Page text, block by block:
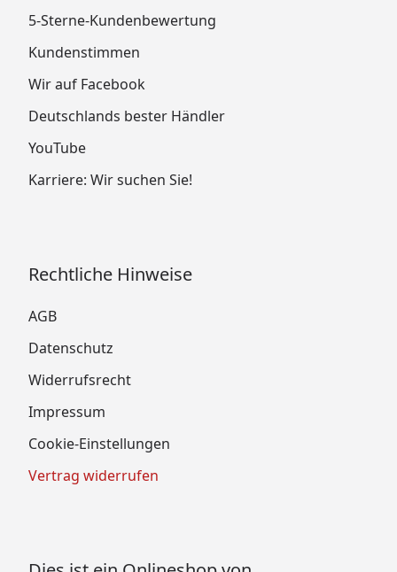
5-Sterne-Kundenbewertung
Kundenstimmen
Wir auf Facebook
Deutschlands bester Händler
YouTube
Karriere: Wir suchen Sie!
Rechtliche Hinweise
AGB
Datenschutz
Widerrufsrecht
Impressum
Cookie-Einstellungen
Vertrag widerrufen